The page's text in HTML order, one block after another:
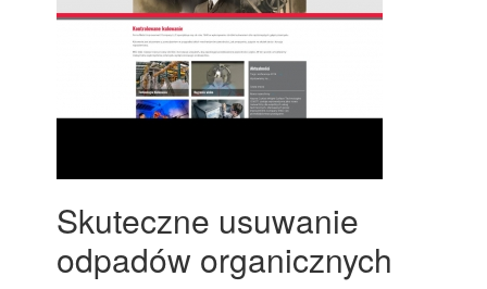
Skuteczne usuwanie
odpadów organicznych